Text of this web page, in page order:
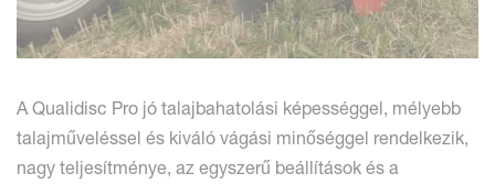
A Qualidisc Pro jó talajbahatolási képességgel, mélyebb
talajműveléssel és kiváló vágási minőséggel rendelkezik,
nagy teljesítménye, az egyszerű beállítások és a